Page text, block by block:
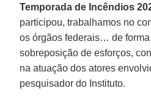
Temporada de Incêndios
participou, trabalhamos no
os órgãos federais… de
sobreposição de esforços,
na atuação dos atores
pesquisador do Instituto.